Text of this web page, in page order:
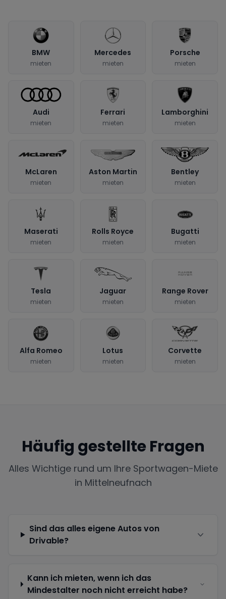
BMW
mieten
Mercedes
mieten
Porsche
mieten
Audi
mieten
Ferrari
mieten
Lamborghini
mieten
McLaren
mieten
Aston Martin
mieten
Bentley
mieten
Maserati
mieten
Rolls Royce
mieten
Bugatti
mieten
Tesla
mieten
Jaguar
mieten
Range Rover
mieten
Alfa Romeo
mieten
Lotus
mieten
Corvette
mieten
Häufig gestellte Fragen
Alles Wichtige rund um Ihre Sportwagen-Miete
in Mittelneufnach
Sind das alles eigene Autos von
Drivable?
Kann ich mieten, wenn ich das
Mindestalter noch nicht erreicht habe?